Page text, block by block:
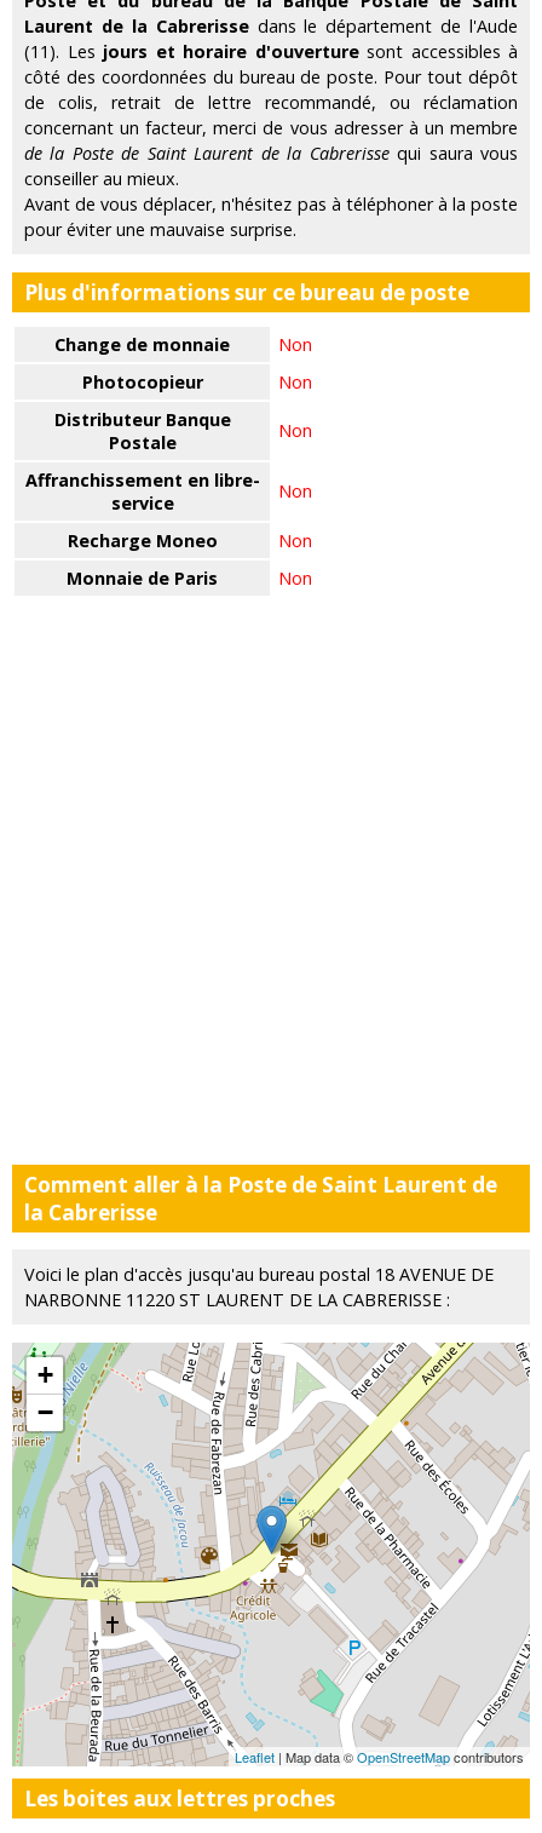
Laurent de la Cabrerissedans le département de l'Aude
(11). Les jours et horaire d'ouverturesont accessibles à
côté des coordonnées du bureau de poste. Pour tout dépôt
de colis, retrait de lettre recommandé, ou réclamation
concernant un facteur, merci de vous adresser à un membre
de la Poste de Saint Laurent de la Cabrerissequi saura vous
conseiller au mieux.
Avant de vous déplacer, n'hésitez pas à téléphoner à la poste
pour éviter une mauvaise surprise.
Plus d'informations sur ce bureau de poste
Change de monnaie
Non
Photocopieur
Non
Distributeur Banque
Postale
Non
Affranchissement en libre-
service
Non
Recharge Moneo
Non
Monnaie de Paris
Non
Comment aller à la Poste de Saint Laurent de
la Cabrerisse
Voici le plan d'accès jusqu'au bureau postal 18 AVENUE DE
NARBONNE 11220 ST LAURENT DE LA CABRERISSE :
+
−
Leaflet | Map data ©OpenStreetMapcontributors
Les boites aux lettres proches